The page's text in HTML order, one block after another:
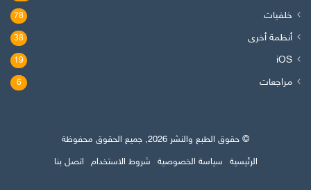
خلفيات 78
أنظمة أخرى 38
iOS
19
مراجعات 6
© حقوق الطبع والنشر 2026, جميع الحقوق محفوظة
الرئيسية
سياسة الخصوصية شروط الاستخدام اتصل بنا